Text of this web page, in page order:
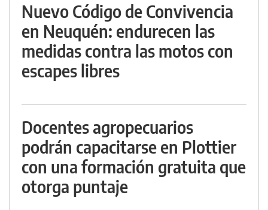
Nuevo Código de Convivencia
en Neuquén: endurecen las
medidas contra las motos con
escapes libres
Docentes agropecuarios
podrán capacitarse en Plottier
con una formación gratuita que
otorga puntaje